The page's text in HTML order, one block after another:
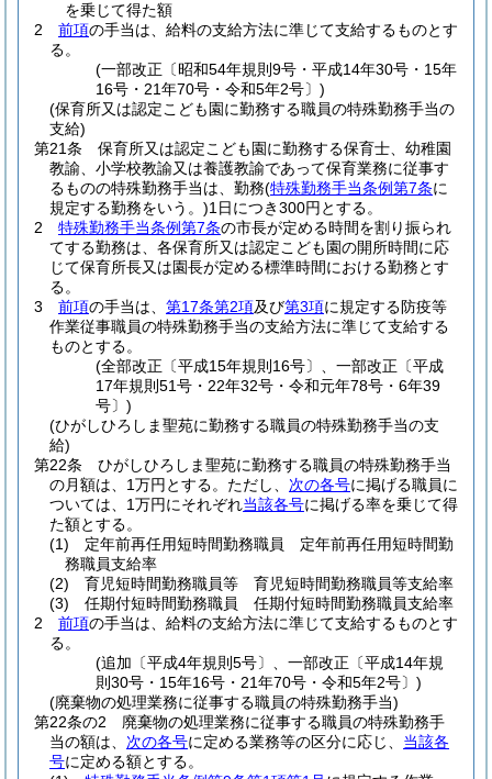
を乗じて得た額
2
前項の手当は、給料の支給方法に準じて支給するものとす
る。
(一部改正〔昭和54年規則9号・平成14年30号・15年
16号・21年70号・令和5年2号〕)
(保育所又は認定こども園に勤務する職員の特殊勤務手当の
支給)
第21条
保育所又は認定こども園に勤務する保育士、幼稚園
教諭、小学校教諭又は養護教諭であって保育業務に従事す
るものの特殊勤務手当は、勤務(特殊勤務手当条例第7条に
規定する勤務をいう。)1日につき300円とする。
2
特殊勤務手当条例第7条の市長が定める時間を割り振られ
てする勤務は、各保育所又は認定こども園の開所時間に応
じて保育所長又は園長が定める標準時間における勤務とす
る。
3
前項の手当は、 第17条第2項及び第3項に規定する防疫等
作業従事職員の特殊勤務手当の支給方法に準じて支給する
ものとする。
(全部改正〔平成15年規則16号〕、一部改正〔平成
17年規則51号・22年32号・令和元年78号・6年39
号〕)
(ひがしひろしま聖苑に勤務する職員の特殊勤務手当の支
給)
第22条
ひがしひろしま聖苑に勤務する職員の特殊勤務手当
の月額は、1万円とする。 ただし、 次の各号に掲げる職員に
ついては、1万円にそれぞれ当該各号に掲げる率を乗じて得
た額とする。
(1)
定年前再任用短時間勤務職員 定年前再任用短時間勤
務職員支給率
(2)
育児短時間勤務職員等 育児短時間勤務職員等支給率
(3)
任期付短時間勤務職員 任期付短時間勤務職員支給率
2
前項の手当は、給料の支給方法に準じて支給するものとす
る。
(追加〔平成4年規則5号〕、一部改正〔平成14年規
則30号・15年16号・21年70号・令和5年2号〕)
(廃棄物の処理業務に従事する職員の特殊勤務手当)
第22条の2
廃棄物の処理業務に従事する職員の特殊勤務手
当の額は、 次の各号に定める業務等の区分に応じ、 当該各
号に定める額とする。